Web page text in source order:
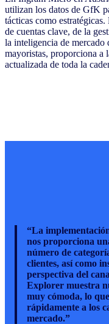
utilizan los datos de GfK
tácticas como
de cuentas clave, de la
la inteligencia de
mayoristas, proporciona a
actualizada de toda la
“La
nos proporciona
número de
clientes, así como
perspectiva del
Explorer muestra
muy cómoda, lo
rápidamente a los
mercado.”